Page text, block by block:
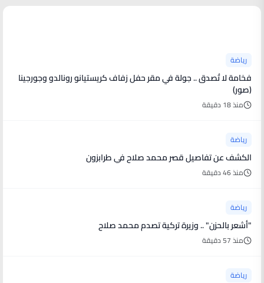
رياضة
فخامة لا تُصدق .. جولة في مقر حفل زفاف كريستيانو رونالدو وجورجينا
(صور)
منذ 18 دقيقة
رياضة
الكشف عن تفاصيل قصر محمد صلاح في طرابزون
منذ 46 دقيقة
رياضة
"أشعر بالحزن" .. وزيرة تركية تصدم محمد صلاح
منذ 57 دقيقة
رياضة